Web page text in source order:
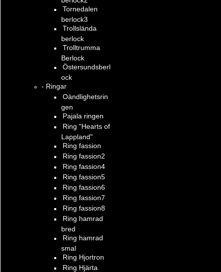
Tornedalen
berlock3
Trollslända
berlock
Trolltrumma
Berlock
Östersundsberl
ock
- Ringar
Oändlighetsrin
gen
Pajala ringen
Ring "Hearts of
Lappland"
Ring fassion
Ring fassion2
Ring fassion4
Ring fassion5
Ring fassion6
Ring fassion7
Ring fassion8
Ring hamrad
bred
Ring hamrad
smal
Ring Hjortron
Ring Hjärta